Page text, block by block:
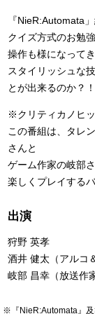
『NieR:Automata
クイズ方式のお勉
操作も様になって
スタイリッシュな
とが出来るのか？！
※クリティカノヒ
この番組は、タレ
さんと
ゲーム作家の岐部
楽しくプレイする
出演
狩野 英孝
酒井 健太（アルコ
岐部 昌幸（放送作
※『NieR:Automata』及